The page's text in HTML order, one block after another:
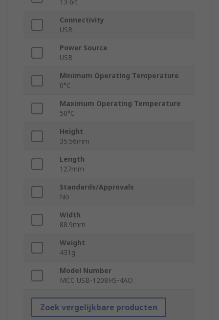
13 bit
Connectivity
USB
Power Source
USB
Minimum Operating Temperature
0°C
Maximum Operating Temperature
50°C
Height
35.56mm
Length
127mm
Standards/Approvals
No
Width
88.9mm
Weight
431g
Model Number
MCC USB-1208HS-4AO
Zoek vergelijkbare producten